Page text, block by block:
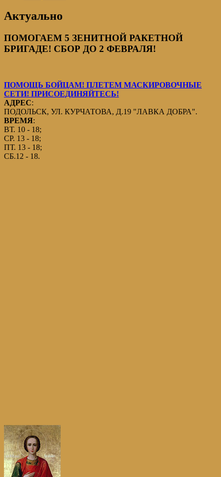
Актуально
ПОМОГАЕМ 5 ЗЕНИТНОЙ РАКЕТНОЙ
БРИГАДЕ! СБОР ДО 2 ФЕВРАЛЯ!
ПОМОЩЬ БОЙЦАМ! ПЛЕТЕМ МАСКИРОВОЧНЫЕ
СЕТИ! ПРИСОЕДИНЯЙТЕСЬ!
АДРЕС:
ПОДОЛЬСК, УЛ. КУРЧАТОВА, Д.19 "ЛАВКА ДОБРА".
ВРЕМЯ:
ВТ. 10 - 18;
СР. 13 - 18;
ПТ. 13 - 18;
СБ.12 - 18.